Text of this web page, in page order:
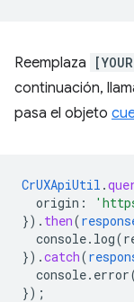
Reemplaza
continuación,
pasa el objeto
CrUXApiUtil .
origin :
}) . then(
}) .catch(
});